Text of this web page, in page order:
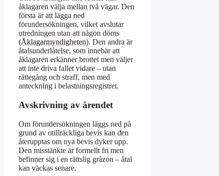
åklagaren välja mellan två vägar. Den
första är att lägga ned
förundersökningen, vilket avslutar
utredningen utan att någon döms
(Åklagarmyndigheten). Den andra är
åtalsunderlåtelse, som innebär att
åklagaren erkänner brottet men väljer
att inte driva fallet vidare – utan
rättegång och straff, men med
anteckning i belastningsregistret.
Avskrivning av ärendet
Om förundersökningen läggs ned på
grund av otillräckliga bevis kan den
återupptas om nya bevis dyker upp.
Den misstänkte är formellt fri men
befinner sig i en rättslig gråzon – åtal
kan väckas senare.